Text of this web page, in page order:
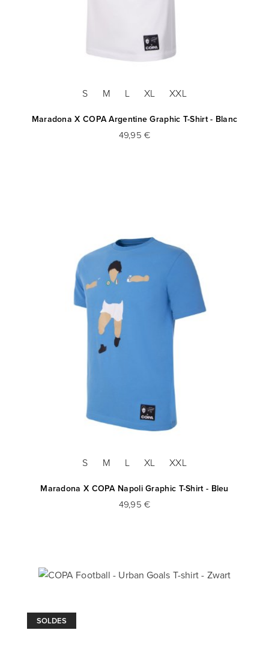
S M L XL XXL
Maradona X COPA Argentine Graphic T-Shirt - Blanc
49,95 €
S M L XL XXL
Maradona X COPA Napoli Graphic T-Shirt - Bleu
49,95 €
SOLDES